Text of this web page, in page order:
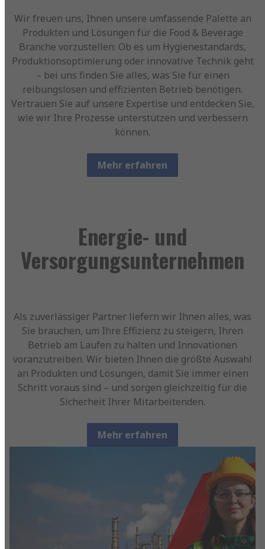
Wir freuen uns, Ihnen unsere umfassende Palette an
Produkten und Lösungen für die Food & Beverage
Branche vorzustellen: Ob es um Hygienestandards,
Produktionsoptimierung oder innovative Technik geht
– bei uns finden Sie alles, was Sie für einen
reibungslosen und effizienten Betrieb benötigen.
Vertrauen Sie auf unsere Expertise und entdecken Sie,
wie wir Ihre Prozesse unterstützen und verbessern
können.
Mehr erfahren
Energie- und
Versorgungsunternehmen
Als zuverlässiger Partner liefern wir Ihnen alles, was
Sie brauchen, um Ihre Effizienz zu steigern, Ihren
Betrieb am Laufen zu halten und Innovationen
voranzutreiben. Wir bieten Ihnen die größte Auswahl
an Produkten und Lösungen, damit Sie immer einen
Schritt voraus sind – und sorgen gleichzeitig für die
Sicherheit Ihrer Mitarbeitenden.
Mehr erfahren